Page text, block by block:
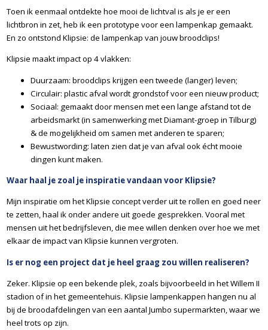
Toen ik eenmaal ontdekte hoe mooi de lichtval is als je er een
lichtbron in zet, heb ik een prototype voor een lampenkap gemaakt.
En zo ontstond Klipsie: de lampenkap van jouw broodclips!
Klipsie maakt impact op 4 vlakken:
Duurzaam: broodclips krijgen een tweede (langer) leven;
Circulair: plastic afval wordt grondstof voor een nieuw product;
Sociaal: gemaakt door mensen met een lange afstand tot de
arbeidsmarkt (in samenwerking met Diamant-groep in Tilburg)
& de mogelijkheid om samen met anderen te sparen;
Bewustwording: laten zien dat je van afval ook écht mooie
dingen kunt maken.
Waar haal je zoal je inspiratie vandaan voor Klipsie?
Mijn inspiratie om het Klipsie concept verder uit te rollen en goed neer
te zetten, haal ik onder andere uit goede gesprekken. Vooral met
mensen uit het bedrijfsleven, die mee willen denken over hoe we met
elkaar de impact van Klipsie kunnen vergroten.
Is er nog een project dat je heel graag zou willen realiseren?
Zeker. Klipsie op een bekende plek, zoals bijvoorbeeld in het Willem II
stadion of in het gemeentehuis. Klipsie lampenkappen hangen nu al
bij de broodafdelingen van een aantal Jumbo supermarkten, waar we
heel trots op zijn.